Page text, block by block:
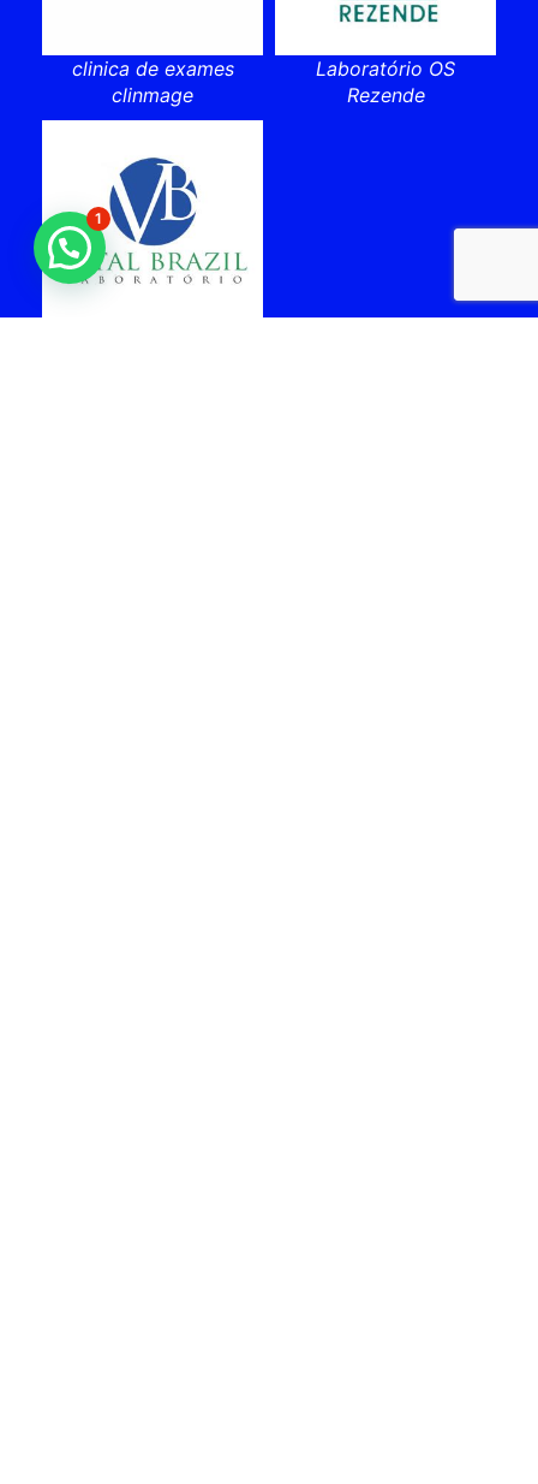
clinica de exames
clinmage
Laboratório OS
Rezende
1